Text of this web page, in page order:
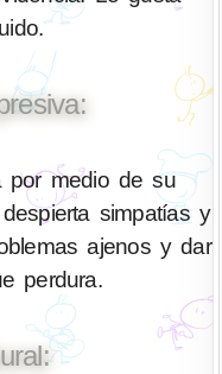
por medio de su
simpatías y
ajenos y dar
perdura.